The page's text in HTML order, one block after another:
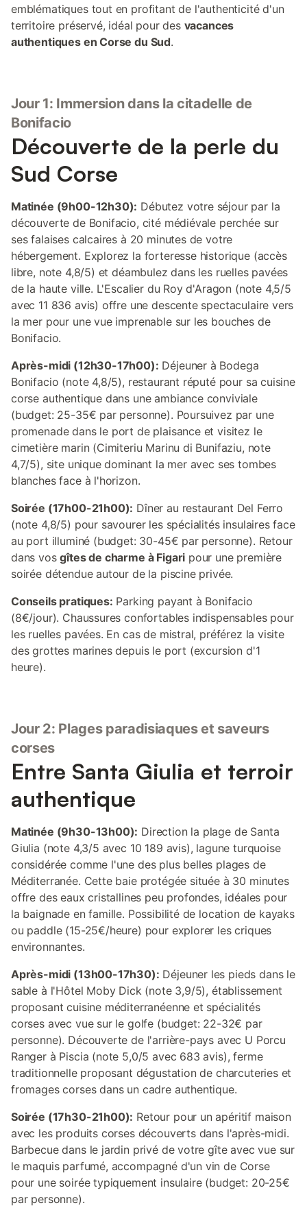
emblématiques tout en profitant de l'authenticité d'un
territoire préservé, idéal pour des vacances
authentiques en Corse du Sud.
Jour 1: Immersion dans la citadelle de
Bonifacio
Découverte de la perle du
Sud Corse
Matinée (9h00-12h30): Débutez votre séjour par la
découverte de Bonifacio, cité médiévale perchée sur
ses falaises calcaires à 20 minutes de votre
hébergement. Explorez la forteresse historique (accès
libre, note 4,8/5) et déambulez dans les ruelles pavées
de la haute ville. L'Escalier du Roy d'Aragon (note 4,5/5
avec 11 836 avis) offre une descente spectaculaire vers
la mer pour une vue imprenable sur les bouches de
Bonifacio.
Après-midi (12h30-17h00): Déjeuner à Bodega
Bonifacio (note 4,8/5), restaurant réputé pour sa cuisine
corse authentique dans une ambiance conviviale
(budget: 25-35€ par personne). Poursuivez par une
promenade dans le port de plaisance et visitez le
cimetière marin (Cimiteriu Marinu di Bunifaziu, note
4,7/5), site unique dominant la mer avec ses tombes
blanches face à l'horizon.
Soirée (17h00-21h00): Dîner au restaurant Del Ferro
(note 4,8/5) pour savourer les spécialités insulaires face
au port illuminé (budget: 30-45€ par personne). Retour
dans vosgîtes de charme à Figari pour une première
soirée détendue autour de la piscine privée.
Conseils pratiques: Parking payant à Bonifacio
(8€/jour). Chaussures confortables indispensables pour
les ruelles pavées. En cas de mistral, préférez la visite
des grottes marines depuis le port (excursion d'1
heure).
Jour 2: Plages paradisiaques et saveurs
corses
Entre Santa Giulia et terroir
authentique
Matinée (9h30-13h00): Direction la plage de Santa
Giulia (note 4,3/5 avec 10 189 avis), lagune turquoise
considérée comme l'une des plus belles plages de
Méditerranée. Cette baie protégée située à 30 minutes
offre des eaux cristallines peu profondes, idéales pour
la baignade en famille. Possibilité de location de kayaks
ou paddle (15-25€/heure) pour explorer les criques
environnantes.
Après-midi (13h00-17h30): Déjeuner les pieds dans le
sable à l'Hôtel Moby Dick (note 3,9/5), établissement
proposant cuisine méditerranéenne et spécialités
corses avec vue sur le golfe (budget: 22-32€ par
personne). Découverte de l'arrière-pays avec U Porcu
Ranger à Piscia (note 5,0/5 avec 683 avis), ferme
traditionnelle proposant dégustation de charcuteries et
fromages corses dans un cadre authentique.
Soirée (17h30-21h00): Retour pour un apéritif maison
avec les produits corses découverts dans l'après-midi.
Barbecue dans le jardin privé de votre gîte avec vue sur
le maquis parfumé, accompagné d'un vin de Corse
pour une soirée typiquement insulaire (budget: 20-25€
par personne).